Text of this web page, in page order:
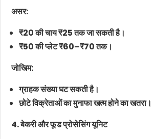
असर:
₹20 की चाय ₹25 तक जा सकती है।
₹50 की प्लेट ₹60–₹70 तक।
जोखिम:
ग्राहक संख्या घट सकती है।
छोटे विक्रेताओं का मुनाफा खत्म होने का खतरा।
4. बेकरी और फूड प्रोसेसिंग यूनिट